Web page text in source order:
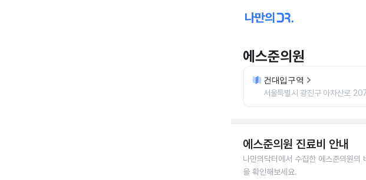
에스준의원
건대입구역
서울특별시 광진구 아차산로
에스준의원 진료비 안내
나만의닥터에서 수집한 에스준의원의
을 확인해보세요.